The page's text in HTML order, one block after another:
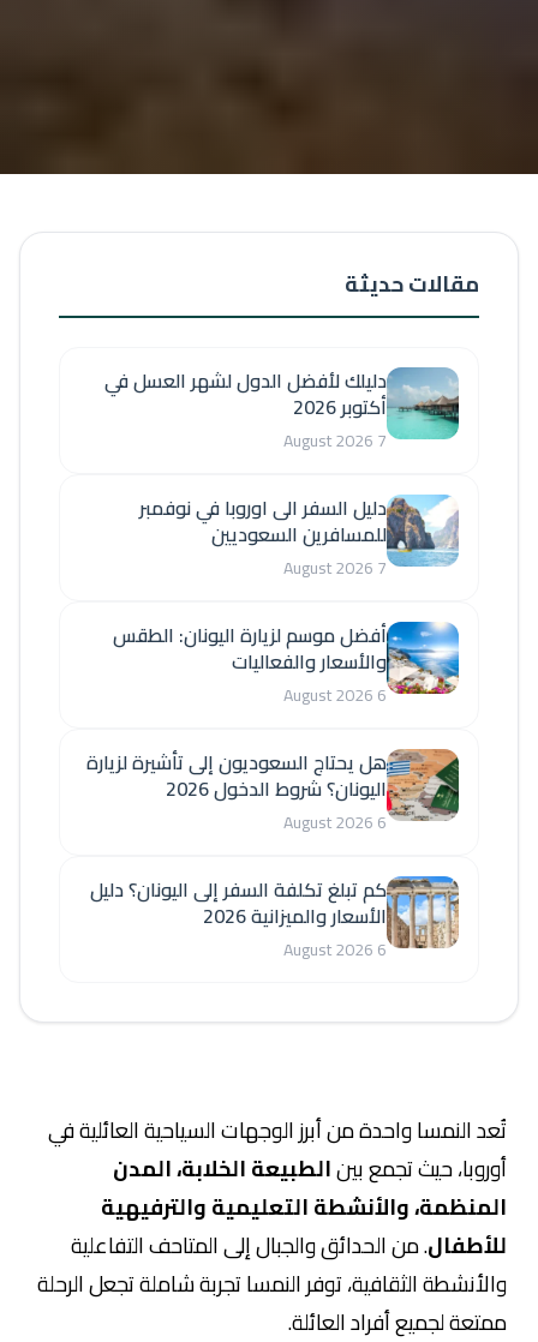
تُعد النمسا واحدة من أبرز الوجهات السياحية العائلية في
أوروبا، حيث تجمع بينالطبيعة الخلابة، المدن
المنظمة، والأنشطة التعليمية والترفيهية
للأطفال. من الحدائق والجبال إلى المتاحف التفاعلية
والأنشطة الثقافية، توفر النمسا تجربة شاملة تجعل الرحلة
ممتعة لجميع أفراد العائلة.
مقالات حديثة
دليلك لأفضل الدول لشهر العسل في
أكتوبر 2026
7 August 2026
دليل السفر الى اوروبا في نوفمبر
للمسافرين السعوديين
7 August 2026
أفضل موسم لزيارة اليونان: الطقس
والأسعار والفعاليات
6 August 2026
هل يحتاج السعوديون إلى تأشيرة لزيارة
اليونان؟ شروط الدخول 2026
6 August 2026
كم تبلغ تكلفة السفر إلى اليونان؟ دليل
الأسعار والميزانية 2026
6 August 2026